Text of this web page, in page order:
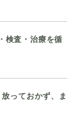
検査・治療を循
っておかず、ま